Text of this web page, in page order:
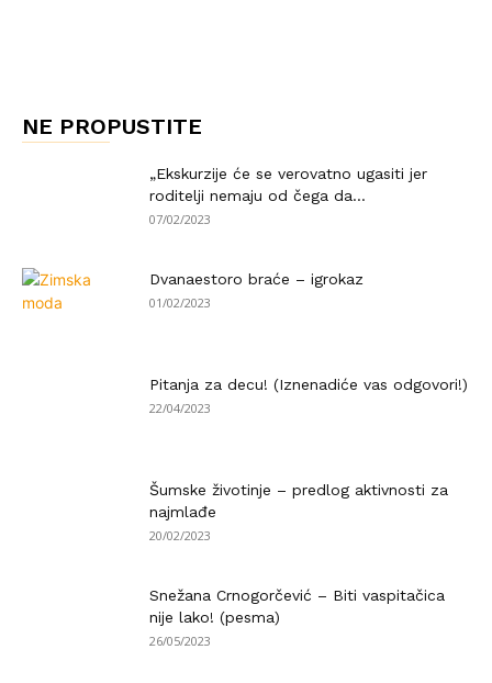
NE PROPUSTITE
„Ekskurzije će se verovatno ugasiti jer
roditelji nemaju od čega da...
07/02/2023
Dvanaestoro braće – igrokaz
01/02/2023
Pitanja za decu! (Iznenadiće vas odgovori!)
22/04/2023
Šumske životinje – predlog aktivnosti za
najmlađe
20/02/2023
Snežana Crnogorčević – Biti vaspitačica
nije lako! (pesma)
26/05/2023